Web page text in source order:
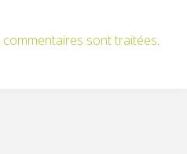
sont traitées.